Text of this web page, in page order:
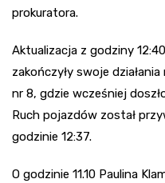
prokuratora.
Aktualizacja z godziny
zakończyły swoje
nr 8, gdzie wcześniej
Ruch pojazdów został
godzinie 12:37.
O godzinie 11.10 Paulina